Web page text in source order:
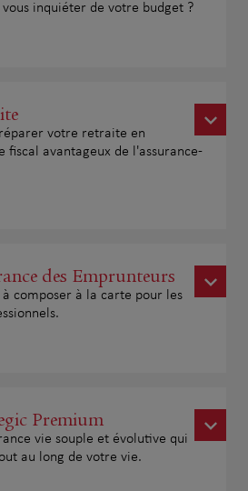
vous inquiéter de votre budget ?
votre retraite en
fiscal avantageux de l'assurance-
des Emprunteurs
à composer à la carte pour les
Premium
vie souple et évolutive qui
au long de votre vie.